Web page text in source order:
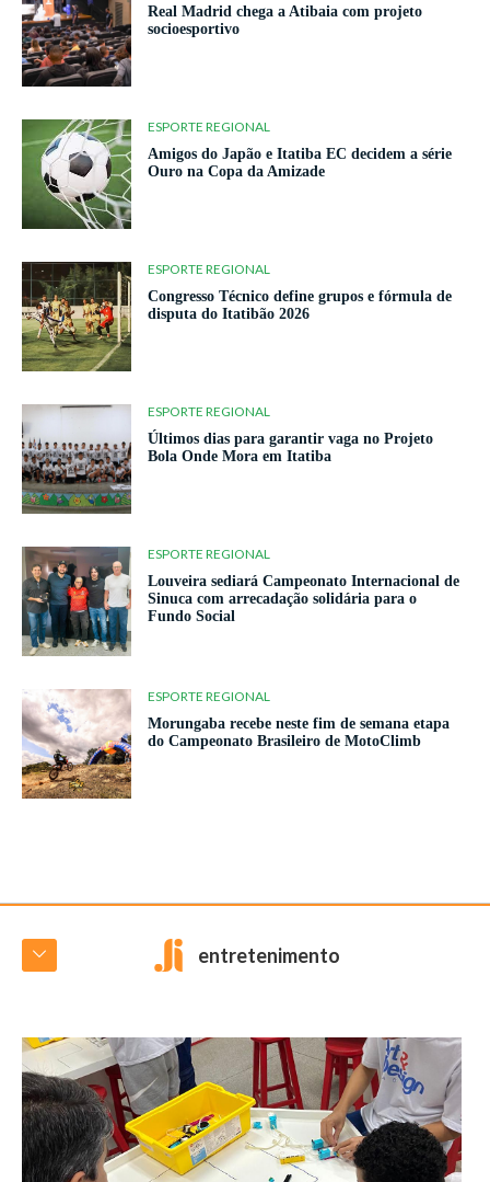
Real Madrid chega a Atibaia com projeto
socioesportivo
ESPORTE REGIONAL
Amigos do Japão e Itatiba EC decidem a série
Ouro na Copa da Amizade
ESPORTE REGIONAL
Congresso Técnico define grupos e fórmula de
disputa do Itatibão 2026
ESPORTE REGIONAL
Últimos dias para garantir vaga no Projeto
Bola Onde Mora em Itatiba
ESPORTE REGIONAL
Louveira sediará Campeonato Internacional de
Sinuca com arrecadação solidária para o
Fundo Social
ESPORTE REGIONAL
Morungaba recebe neste fim de semana etapa
do Campeonato Brasileiro de MotoClimb
entretenimento